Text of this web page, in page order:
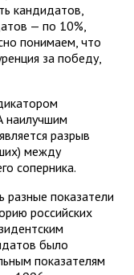
кандидатов,
— по 10%,
понимаем, что
за победу,
наилучшим
разрыв
между
соперника.
разные показатели
российских
было
показателям